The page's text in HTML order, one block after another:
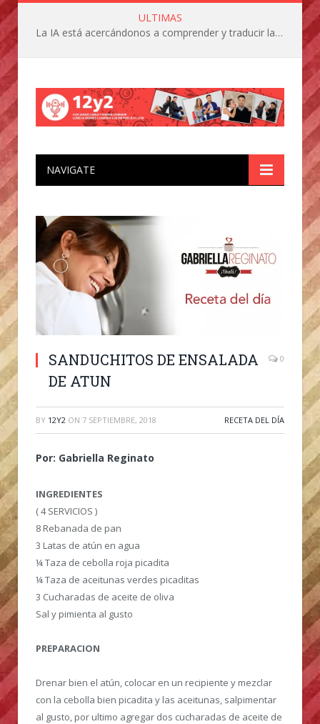
ULTIMAS
La IA está acercándonos a comprender y traducir las vocalizaciones y comportamientos de nuestras mascotas
NAVIGATE
SANDUCHITOS DE ENSALADA
DE ATUN
0
BY 12Y2 ON 7 SEPTIEMBRE, 2018 RECETA DEL DÍA
Por: Gabriella Reginato
INGREDIENTES
( 4 SERVICIOS )
8 Rebanada de pan
3 Latas de atún en agua
¼ Taza de cebolla roja picadita
¼ Taza de aceitunas verdes picaditas
3 Cucharadas de aceite de oliva
Sal y pimienta al gusto
PREPARACION
Drenar bien el atún, colocar en un recipiente y mezclar
con la cebolla bien picadita y las aceitunas, salpimentar
al gusto, por ultimo agregar dos cucharadas de aceite de